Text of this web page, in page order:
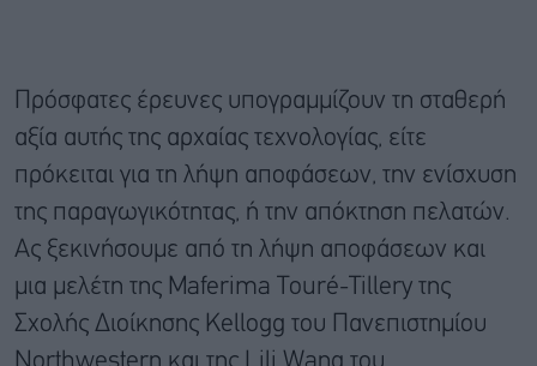
Πρόσφατες έρευνες υπογραμμίζουν τη σταθερή
αξία αυτής της αρχαίας τεχνολογίας, είτε
πρόκειται για τη λήψη αποφάσεων, την ενίσχυση
της παραγωγικότητας, ή την απόκτηση πελατών.
Ας ξεκινήσουμε από τη λήψη αποφάσεων και
μια μελέτη της Maferima Touré-Tillery της
Σχολής Διοίκησης Kellogg του Πανεπιστημίου